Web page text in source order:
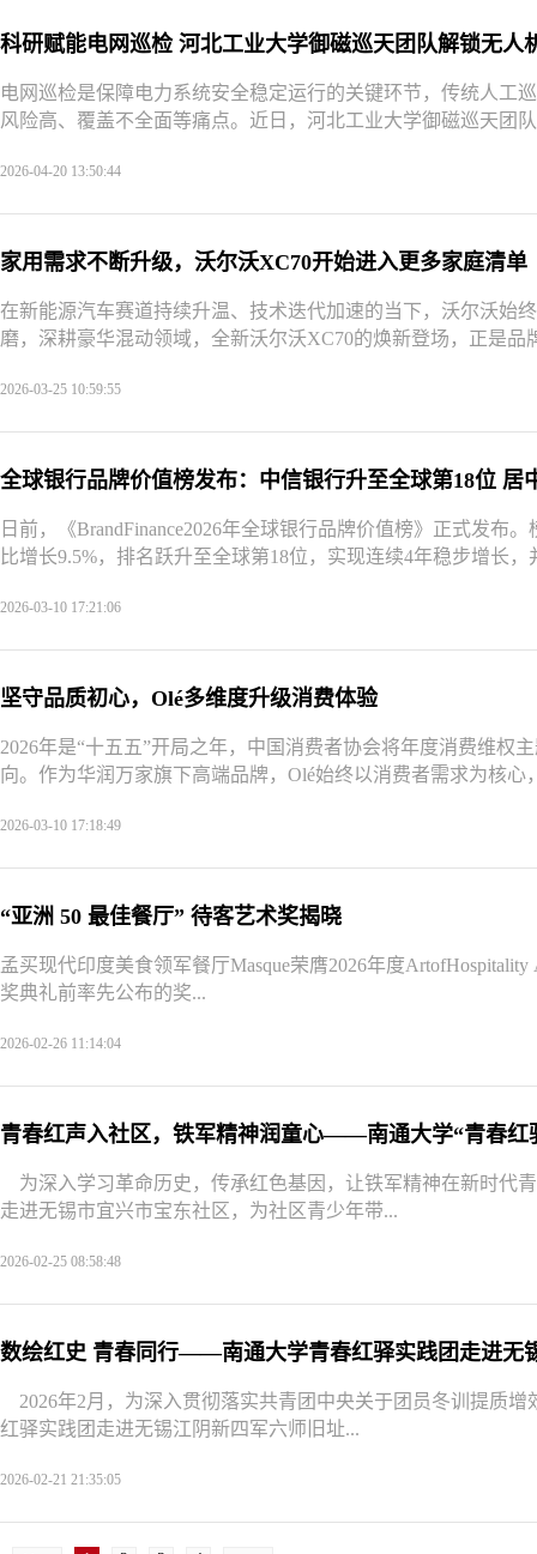
科研赋能电网巡检 河北工业大学御磁巡天团队解锁无人
电网巡检是保障电力系统安全稳定运行的关键环节，传统人工
风险高、覆盖不全面等痛点。近日，河北工业大学御磁巡天团
2026-04-20 13:50:44
家用需求不断升级，沃尔沃XC70开始进入更多家庭清单
在新能源汽车赛道持续升温、技术迭代加速的当下，沃尔沃始
磨，深耕豪华混动领域，全新沃尔沃XC70的焕新登场，正是品
2026-03-25 10:59:55
全球银行品牌价值榜发布：中信银行升至全球第18位 居
日前，《BrandFinance2026年全球银行品牌价值榜》正式发布
比增长9.5%，排名跃升至全球第18位，实现连续4年稳步增长，
2026-03-10 17:21:06
坚守品质初心，Olé多维度升级消费体验
2026年是“十五五”开局之年，中国消费者协会将年度消费维权
向。作为华润万家旗下高端品牌，Olé始终以消费者需求为核心
2026-03-10 17:18:49
“亚洲 50 最佳餐厅” 待客艺术奖揭晓
孟买现代印度美食领军餐厅Masque荣膺2026年度
奖典礼前率先公布的奖...
2026-02-26 11:14:04
青春红声入社区，铁军精神润童心——南通大学“青春红
为深入学习革命历史，传承红色基因，让铁军精神在新时代
走进无锡市宜兴市宝东社区，为社区青少年带...
2026-02-25 08:58:48
数绘红史 青春同行——南通大学青春红驿实践团走进无
2026年2月，为深入贯彻落实共青团中央关于团员冬训提质
红驿实践团走进无锡江阴新四军六师旧址...
2026-02-21 21:35:05